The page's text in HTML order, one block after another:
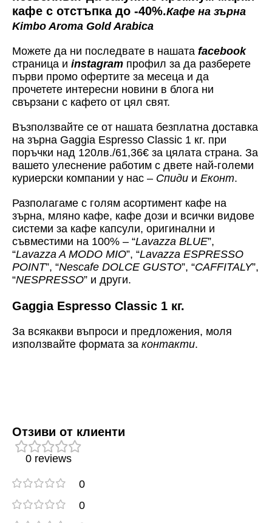
кафе с отстъпка до -40%.Кафе на зърна
Kimbo Aroma Gold Arabica
Можете да ни последвате в нашата facebook
страница и instagram профил за да разберете
първи промо офертите за месеца и да
прочетете интересни новини в блога ни
свързани с кафето от цял свят.
Възползвайте се от нашата безплатна доставка
на зърна Gaggia Espresso Classic 1 кг. при
поръчки над 120лв./61,36€ за цялата страна. За
вашето улеснение работим с двете най-големи
куриерски компании у нас – Спиди и Еконт.
Разполагаме с голям асортимент кафе на
зърна, мляно кафе, кафе дози и всички видове
системи за кафе капсули, оригинални и
съвместими на 100% – “Lavazza BLUE”,
“Lavazza A MODO MIO”, “Lavazza ESPRESSO
POINT”, “Nescafe DOLCE GUSTO”, “CAFFITALY”,
“NESPRESSO” и други.
Gaggia Espresso Classic 1 кг.
За всякакви въпроси и предложения, моля
използвайте формата за контакти.
Отзиви от клиенти
0 reviews
0
0